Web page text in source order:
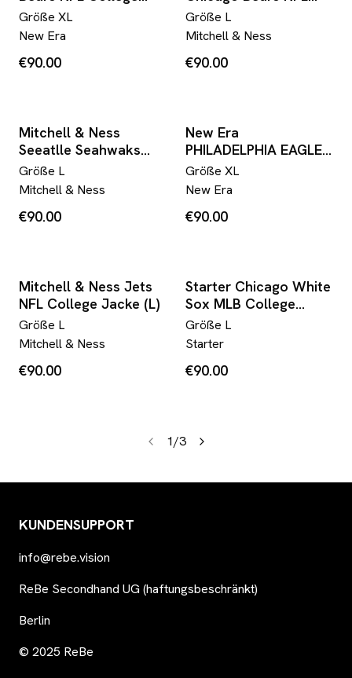
Jacke (XL)
Größe XL
New Era
€90.00
College Jacke (L)
Größe L
Mitchell & Ness
€90.00
Mitchell & Ness
Seeatlle Seahwaks
NFL College Jacke (L)
Größe L
Mitchell & Ness
€90.00
New Era
PHILADELPHIA EAGLES
NFL College Jacke
(XL)
Größe XL
New Era
€90.00
Mitchell & Ness Jets
NFL College Jacke (L)
Größe L
Mitchell & Ness
€90.00
Starter Chicago White
Sox MLB College
Jacke (L)
Größe L
Starter
€90.00
1/3
KUNDENSUPPORT
info@rebe.vision
ReBe Secondhand UG (haftungsbeschränkt)
Berlin
© 2025 ReBe